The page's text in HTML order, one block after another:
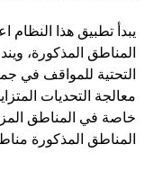
يبدأ تطبيق هذا النظام
المناطق المذكورة،
التحتية للمواقف في
معالجة التحديات
خاصة في المناطق
المناطق المذكورة